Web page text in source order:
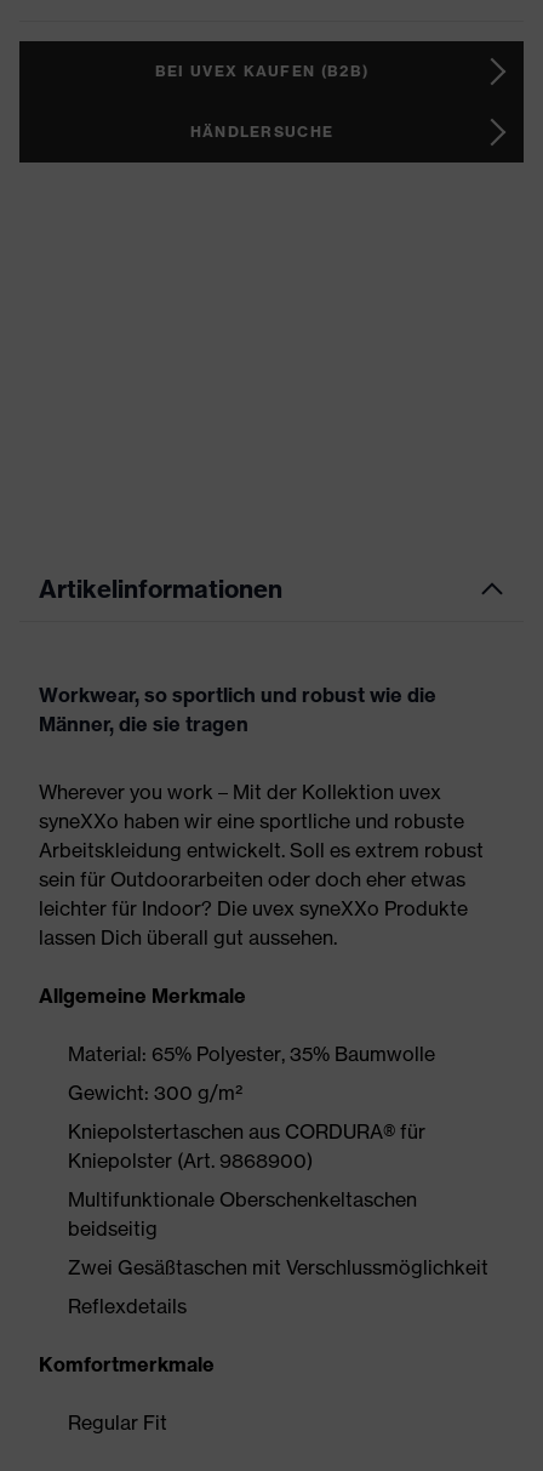
BEI UVEX KAUFEN (B2B)
HÄNDLERSUCHE
Artikelinformationen
Workwear, so sportlich und robust wie die
Männer, die sie tragen
Wherever you work – Mit der Kollektion uvex
syneXXo haben wir eine sportliche und robuste
Arbeitskleidung entwickelt. Soll es extrem robust
sein für Outdoorarbeiten oder doch eher etwas
leichter für Indoor? Die uvex syneXXo Produkte
lassen Dich überall gut aussehen.
Allgemeine Merkmale
Material: 65% Polyester, 35% Baumwolle
Gewicht: 300 g/m²
Kniepolstertaschen aus CORDURA® für
Kniepolster (Art. 9868900)
Multifunktionale Oberschenkeltaschen
beidseitig
Zwei Gesäßtaschen mit Verschlussmöglichkeit
Reflexdetails
Komfortmerkmale
Regular Fit